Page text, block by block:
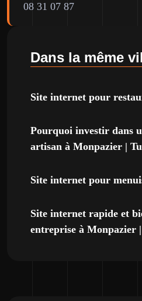
08 31 07 87
Dans la même
Site internet pour
Pourquoi investir dans
artisan à Monpazier |
Site internet pour
Site internet rapide et
entreprise à Monpazier